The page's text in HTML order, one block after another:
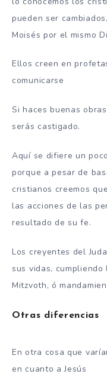
pueden ser
Moisés por el mismo
Ellos creen en
comunicarse
Si haces buenas
serás castigado.
Aquí se difiere un
porque a pesar de
cristianos creemos
las acciones de las
resultado de su fe.
Los creyentes del
sus vidas,
Mitzvoth, ó
Otras diferencias
En otra cosa que
en cuanto a Jesús